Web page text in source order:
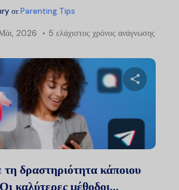
σεParenting Tips
2026 5 ελάχιστος χρόνος ανάγνωσης
δραστηριότητα κάποιου
καλύτερες μέθοδοι...